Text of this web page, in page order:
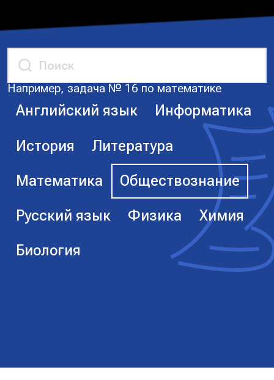
Например, задача № 16 по математике
Английский язык Информатика
История Литература
Математика Обществознание
Русский язык Физика Химия
Биология